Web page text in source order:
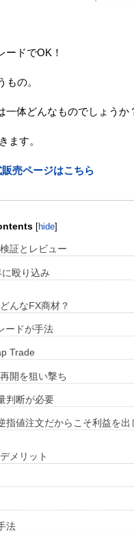
ードでOK！
の。
体どんなものでしょうか
ます。
売ページはこちら
[hide]
証とレビュー
殴り込み
んなFX商材？
ードが手法
Trade
開を狙い撃ち
判断が必要
指値注文だからこそ利益を出
メリット
法